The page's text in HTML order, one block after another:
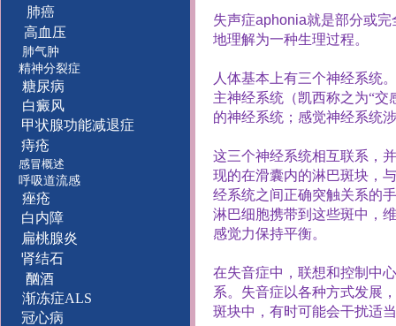
失声症aphonia就是部分或
地理解为一种生理过程。
人体基本上有三个神经系统
主神经系统（凯西称之为“
的神经系统；感觉神经系统
这三个神经系统相互联系，
现的在滑囊内的淋巴斑块，
经系统之间正确突触关系的
淋巴细胞携带到这些斑中，
感觉力保持平衡。
在失音症中，联想和控制中
系。失音症以各种方式发展
斑块中，有时可能会干扰适
肺癌
高血压
肺气肿
精神分裂症
糖尿病
白癜风
甲状腺功能减退症
痔疮
感冒概述
呼吸道流感
痤疮
白内障
扁桃腺炎
肾结石
酗酒
渐冻症ALS
冠心病